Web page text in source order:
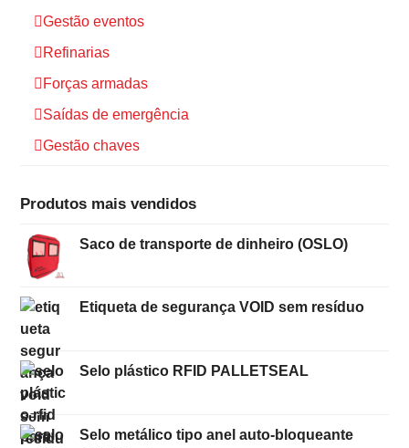
Gestão eventos
Refinarias
Forças armadas
Saídas de emergência
Gestão chaves
Produtos mais vendidos
Saco de transporte de dinheiro (OSLO)
Etiqueta de segurança VOID sem resíduo
Selo plástico RFID PALLETSEAL
Selo metálico tipo anel auto-bloqueante